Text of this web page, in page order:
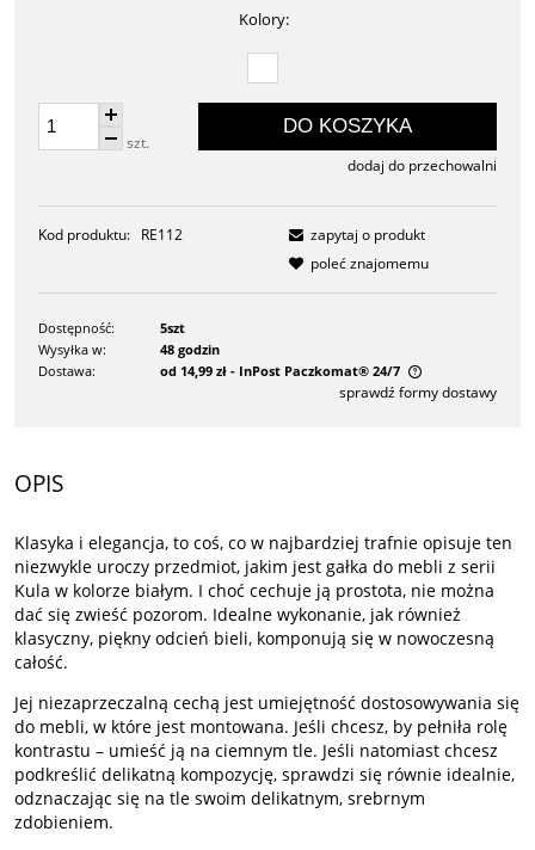
Kolory:
szt.
DO KOSZYKA
dodaj do przechowalni
Kod produktu: RE112
zapytaj o produkt
poleć znajomemu
Dostępność:
5szt
Wysyłka w:
48 godzin
Dostawa:
od 14,99 zł - InPost Paczkomat® 24/7
Cena nie zawiera ewentualnych kosztów płatności
sprawdź formy dostawy
OPIS
Klasyka i elegancja, to coś, co w najbardziej trafnie opisuje ten
niezwykle uroczy przedmiot, jakim jest gałka do mebli z serii
Kula w kolorze białym. I choć cechuje ją prostota, nie można
dać się zwieść pozorom. Idealne wykonanie, jak również
klasyczny, piękny odcień bieli, komponują się w nowoczesną
całość.
Jej niezaprzeczalną cechą jest umiejętność dostosowywania się
do mebli, w które jest montowana. Jeśli chcesz, by pełniła rolę
kontrastu – umieść ją na ciemnym tle. Jeśli natomiast chcesz
podkreślić delikatną kompozycję, sprawdzi się równie idealnie,
odznaczając się na tle swoim delikatnym, srebrnym
zdobieniem.